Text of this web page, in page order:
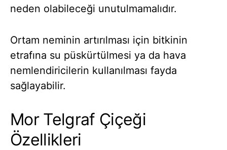
neden olabileceği unutulmamalıdır.
Ortam neminin artırılması için bitkinin
etrafına su püskürtülmesi ya da hava
nemlendiricilerin kullanılması fayda
sağlayabilir.
Mor Telgraf Çiçeği
Özellikleri